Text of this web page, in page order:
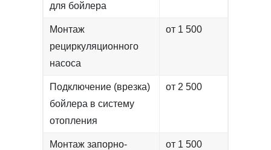
для бойлера
Монтаж
рециркуляционного
насоса
от 1 500
Подключение (врезка)
бойлера в систему
отопления
от 2 500
Монтаж запорно-
от 1 500